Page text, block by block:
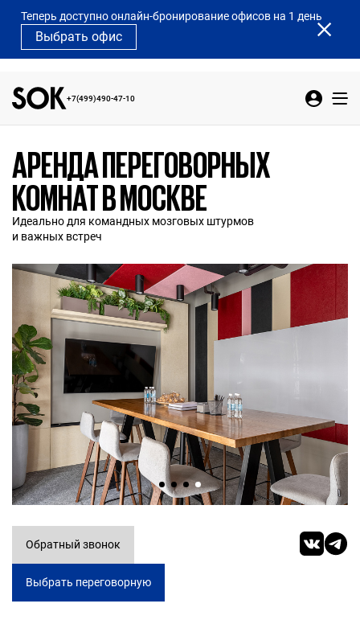
Теперь доступно онлайн-бронирование офисов на 1 день
Выбрать офис
+7(499)490-47-10
АРЕНДА ПЕРЕГОВОРНЫХ
КОМНАТ В МОСКВЕ
Идеально для командных мозговых штурмов
и важных встреч
Обратный звонок
Выбрать переговорную